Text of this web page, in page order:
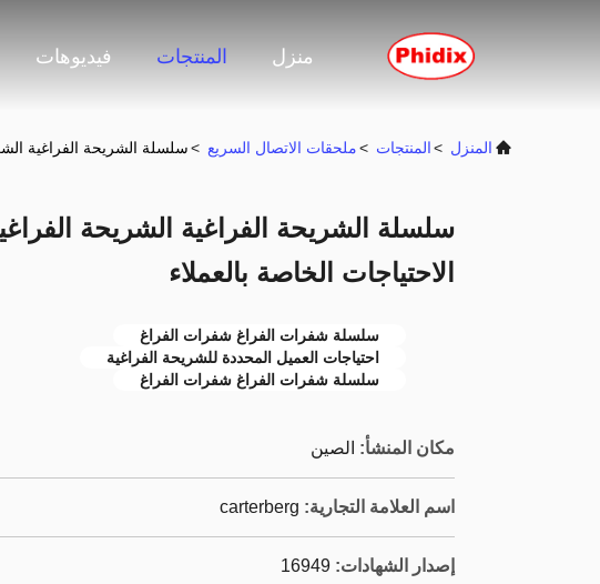
منزل المنتجات فيديوهات
المنزل >المنتجات >ملحقات الاتصال السريع >سلسلة الشريحة الفراغية الشريحة الفراغية 2 المصنوعة
الاحتياجات الخاصة بالعملاء
سلسلة شفرات الفراغ شفرات الفراغ
احتياجات العميل المحددة للشريحة الفراغية
سلسلة شفرات الفراغ شفرات الفراغ
مكان المنشأ: الصين
اسم العلامة التجارية: carterberg
إصدار الشهادات: 16949